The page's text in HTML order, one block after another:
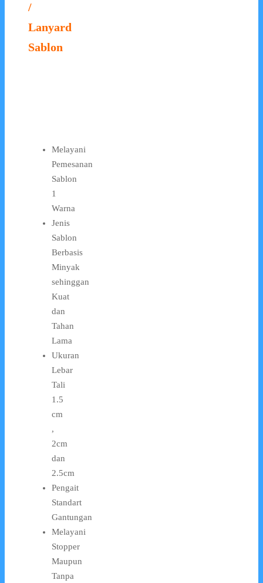
/
Lanyard
Sablon
Melayani
Pemesanan
Sablon
1
Warna
Jenis
Sablon
Berbasis
Minyak
sehinggan
Kuat
dan
Tahan
Lama
Ukuran
Lebar
Tali
1.5
cm
,
2cm
dan
2.5cm
Pengait
Standart
Gantungan
Melayani
Stopper
Maupun
Tanpa